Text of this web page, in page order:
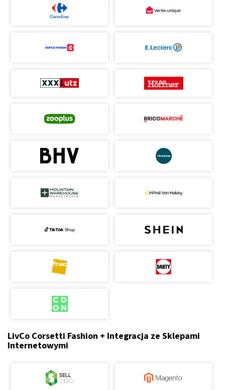
LivCo Corsetti Fashion + Integracja ze Sklepami
Internetowymi